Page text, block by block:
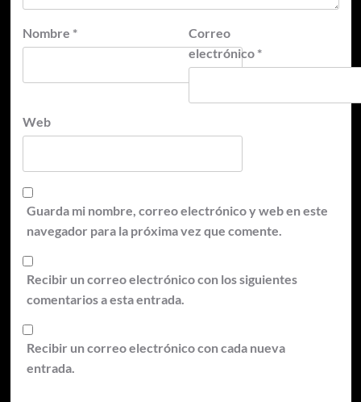
Nombre *
Correo
electrónico *
Web
Guarda mi nombre, correo electrónico y web en este
navegador para la próxima vez que comente.
Recibir un correo electrónico con los siguientes
comentarios a esta entrada.
Recibir un correo electrónico con cada nueva
entrada.